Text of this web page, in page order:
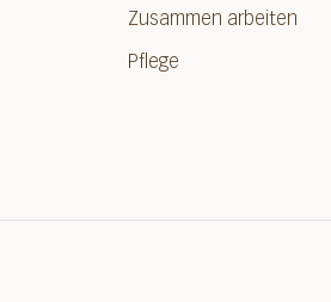
Zusammen arbeiten
Pflege